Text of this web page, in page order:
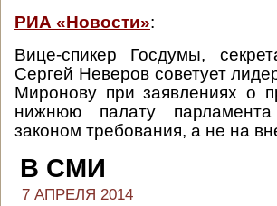
РИА «Новости»:
Вице-спикер Госдумы,
Сергей Неверов советует
Миронову при заявлениях о
нижнюю палату
законом требования, а не на
В СМИ
7 АПРЕЛЯ 2014